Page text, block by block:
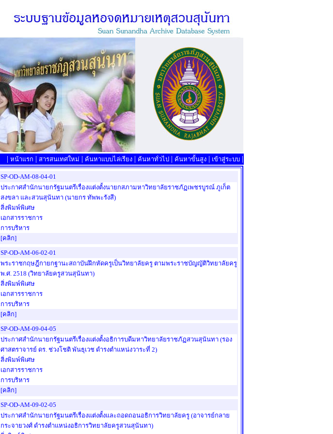
| หน้าแรก | สารสนเทศใหม่ | ค้นหาแบบไล่เรียง | ค้นหาทั่วไป | ค้นหาขั้นสูง | เข้าสู่ระบบ |
SP-OD-AM-08-04-01
ประกาศสำนักนายกรัฐมนตรีเรื่องแต่งตั้งนายกสภามหาวิทยาลัยราชภัฏเพชรบูรณ์ ภูเก็ต
สงขลา และสวนสุนันทา (นายกร ทัพพะรังสี)
สิ่งพิมพ์พิเศษ
เอกสารราชการ
การบริหาร
[คลิก]
SP-OD-AM-06-02-01
พระราชกฤษฎีกายกฐานะสถาบันฝึกหัดครูเป็นวิทยาลัยครู ตามพระราชบัญญัติวิทยาลัยครู
พ.ศ. 2518 (วิทยาลัยครูสวนสุนันทา)
สิ่งพิมพ์พิเศษ
เอกสารราชการ
การบริหาร
[คลิก]
SP-OD-AM-09-04-05
ประกาศสำนักนายกรัฐมนตรีเรื่องแต่งตั้งอธิการบดีมหาวิทยาลัยราชภัฏสวนสุนันทา (รอง
ศาสตราจารย์ ดร. ช่วงโชติ พันธุเวช ดำรงตำแหน่งวาระที่ 2)
สิ่งพิมพ์พิเศษ
เอกสารราชการ
การบริหาร
[คลิก]
SP-OD-AM-09-02-05
ประกาศสำนักนายกรัฐมนตรีเรื่องแต่งตั้งและถอดถอนอธิการวิทยาลัยครู (อาจารย์กลาย
กระจายวงศ์ ดำรงตำแหน่งอธิการวิทยาลัยครูสวนสุนันทา)